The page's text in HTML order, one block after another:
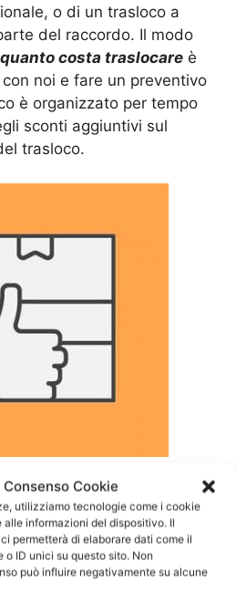
Cookie
utilizziamo tecnologie come i cookie
informazioni del dispositivo. Il
permetterà di elaborare dati come il
ID unici su questo sito. Non
può influire negativamente su alcune
o di un trasloco a
del raccordo. Il modo
quanto costa traslocare è
noi e fare un preventivo
è organizzato per tempo
sconti aggiuntivi sul
trasloco.
Torre Maura
Te Low Cost Torre Maura
Te Economici Torre Maura
Te Basso Costo Torre